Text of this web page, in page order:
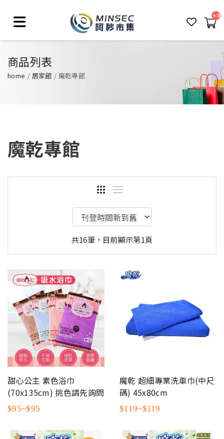
0
商品列表
home 居家館 魔乾專館
魔乾專館
共16筆，目前顯示第1頁
甜心公主 素色浴巾
(70x135cm) 挑色請先詢問
$95~$95
魔乾 超細專業洗車巾(中尺
碼) 45x80cm
$119~$119